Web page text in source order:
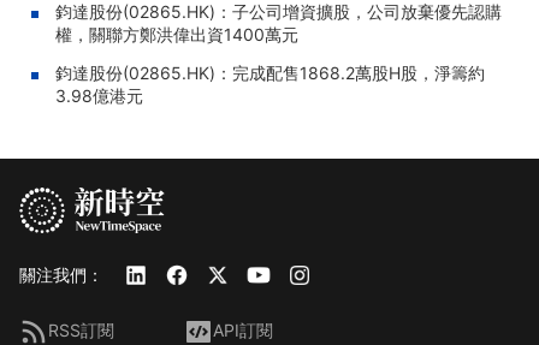
鈞達股份(02865.HK)：子公司增資擴股，公司放棄優先認購
權，關聯方鄭洪偉出資1400萬元
鈞達股份(02865.HK)：完成配售1868.2萬股H股，淨籌約
3.98億港元
關注我們：
RSS訂閱 API訂閱